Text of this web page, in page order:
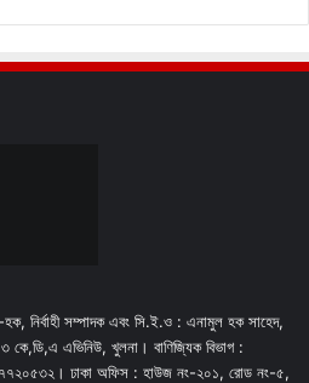
নির্বাহী সম্পাদক এবং সি.ই.ও : এনামুল হক সাহেদ,
৩ কে,ডি,এ এভিনিউ, খুলনা। বাণিজ্যিক বিভাগ :
ঢাকা অফিস : হাউজ নং-২০১, রোড নং-৫,